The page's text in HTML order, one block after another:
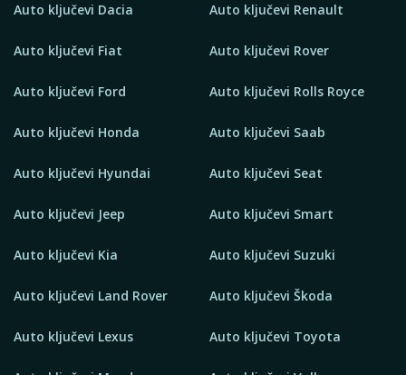
Auto ključevi Dacia
Auto ključevi Fiat
Auto ključevi Ford
Auto ključevi Honda
Auto ključevi Hyundai
Auto ključevi Jeep
Auto ključevi Kia
Auto ključevi Land Rover
Auto ključevi Lexus
Auto ključevi Renault
Auto ključevi Rover
Auto ključevi Rolls Royce
Auto ključevi Saab
Auto ključevi Seat
Auto ključevi Smart
Auto ključevi Suzuki
Auto ključevi Škoda
Auto ključevi Toyota